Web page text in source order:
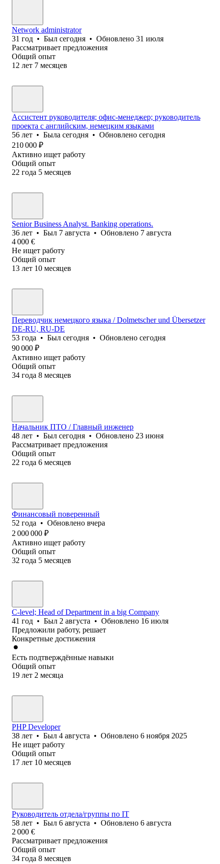
Network administrator
31 год • Был сегодня • Обновлено 31 июля
Рассматривает предложения
Общий опыт
12 лет 7 месяцев
Ассистент руководителя; офис-менеджер; руководитель
проекта c английским, немецким языками
56 лет • Была сегодня • Обновлено сегодня
210 000 ₽
Активно ищет работу
Общий опыт
22 года 5 месяцев
Senior Business Analyst. Banking operations.
36 лет • Был 7 августа • Обновлено 7 августа
4 000 €
Не ищет работу
Общий опыт
13 лет 10 месяцев
Переводчик немецкого языка / Dolmetscher und Übersetzer
DE-RU, RU-DE
53 года • Был сегодня • Обновлено сегодня
90 000 ₽
Активно ищет работу
Общий опыт
34 года 8 месяцев
Начальник ПТО / Главный инженер
48 лет • Был сегодня • Обновлено 23 июня
Рассматривает предложения
Общий опыт
22 года 6 месяцев
Финансовый поверенный
52 года • Обновлено вчера
2 000 000 ₽
Активно ищет работу
Общий опыт
32 года 5 месяцев
C-level; Head of Department in a big Company
41 год • Был 2 августа • Обновлено 16 июля
Предложили работу, решает
Конкретные достижения
Есть подтверждённые навыки
Общий опыт
19 лет 2 месяца
PHP Developer
38 лет • Был 4 августа • Обновлено 6 ноября 2025
Не ищет работу
Общий опыт
17 лет 10 месяцев
Руководитель отдела/группы по IT
58 лет • Был 6 августа • Обновлено 6 августа
2 000 €
Рассматривает предложения
Общий опыт
34 года 8 месяцев